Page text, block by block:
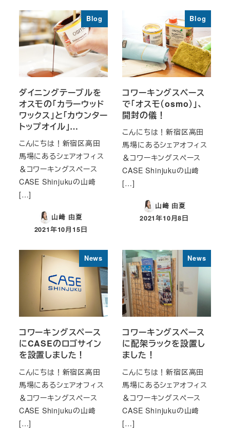
Blog
ダイニングテーブルを
オスモの「カラーウッド
ワックス」と「カウンター
トップオイル」…
こんにちは！新宿区高田
馬場にあるシェアオフィス
＆コワーキングスペース
CASE Shinjukuの山﨑
[…]
山﨑 由夏
投稿日
2021年10月15日
Blog
コワーキングスペース
で「オスモ（osmo）」、
開封の儀！
こんにちは！新宿区高田
馬場にあるシェアオフィス
＆コワーキングスペース
CASE Shinjukuの山﨑
[…]
山﨑 由夏
投稿日
2021年10月8日
News
コワーキングスペース
にCASEのロゴサイン
を設置しました！
こんにちは！新宿区高田
馬場にあるシェアオフィス
＆コワーキングスペース
CASE Shinjukuの山﨑
[…]
News
コワーキングスペース
に配架ラックを設置し
ました！
こんにちは！新宿区高田
馬場にあるシェアオフィス
＆コワーキングスペース
CASE Shinjukuの山﨑
[…]